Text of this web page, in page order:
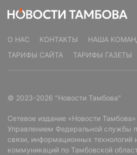
О НАС КОНТАКТЫ НАША
ТАРИФЫ САЙТА
ТАРИФЫ ГАЗЕТЫ
© 2023-2026 "Новости Тамбова"
Сетевое издание «Новости
Управлением Федеральной службы
связи, информационных технологий
коммуникаций по Тамбовской